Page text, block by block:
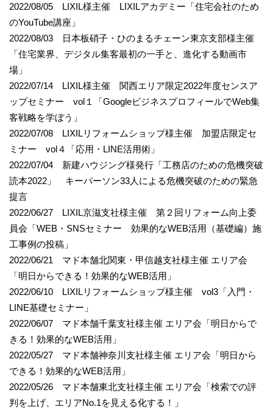
2022/08/05 LIXIL様主催 LIXILアカデミー「住宅会社のため
のYouTube講座」
2022/08/03 日本板硝子・ひのまるチェーン東京支部様主催
「住宅業界、デジタル集客最初の一手と、進化する動画市
場」
2022/07/14 LIXIL様主催 関西エリア限定2022年度センスア
ップセミナー vol１「GoogleビジネスプロフィールでWeb集
客戦略を学ぼう」
2022/07/08 LIXILリフォームショップ様主催 加盟店限定セ
ミナー vol４「応用・LINE活用術」
2022/07/04 新建ハウジング様発行「工務店のための危機突破
読本2022」 キーパーソン33人による危機突破のための緊急
提言
2022/06/27 LIXIL京滋支社様主催 第２回リフォーム向上委
員会「WEB・SNSセミナー 効果的なWEB活用（基礎編）施
工事例の投稿」
2022/06/21 マド本舗北関東・甲信越支社様主催 エリア会
「明日からできる！効果的なWEB活用」
2022/06/10 LIXILリフォームショップ様主催 vol3「入門・
LINE基礎セミナー」
2022/06/07 マド本舗千葉支社様主催 エリア会「明日からで
きる！効果的なWEB活用」
2022/05/27 マド本舗神奈川支社様主催 エリア会「明日から
できる！効果的なWEB活用」
2022/05/26 マド本舗東北支社様主催 エリア会「検索での評
判を上げ、エリアNo.1を見える化する！」